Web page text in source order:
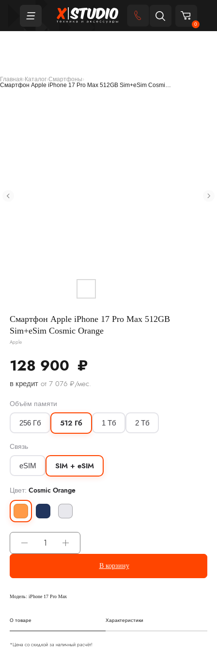
0
Главная› Каталог›Смартфоны›
Смартфон Apple iPhone 17 Pro Max 512GB Sim+eSim Cosmi…
Смартфон Apple iPhone 17 Pro Max 512GB
Sim+eSim Cosmic Orange
Apple
128 900 ₽
в кредит от 7 076 ₽/мес.
Объём памяти
256 Гб 512 Гб 1 Тб 2 Тб
Связь
eSIM SIM + eSIM
Цвет: Cosmic Orange
В корзину
Модель: iPhone 17 Pro Max
О товаре Характеристики
*Цена со скидкой за наличный расчёт!